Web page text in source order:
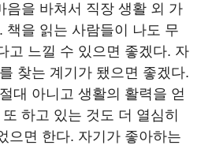
음을 바쳐서 직장 생활 외 가
책을 읽는 사람들이 나도 무
고 느낄 수 있으면 좋겠다. 자
찾는 계기가 됐으면 좋겠다.
대 아니고 생활의 활력을 얻
하고 있는 것도 더 열심히
으면 한다. 자기가 좋아하는